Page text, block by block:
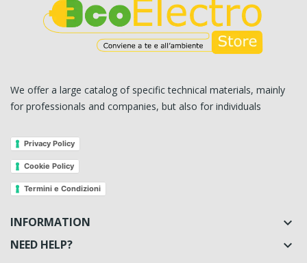
We offer a large catalog of specific technical materials, mainly
for professionals and companies, but also for individuals
Privacy Policy
Cookie Policy
Termini e Condizioni
INFORMATION 
NEED HELP? 